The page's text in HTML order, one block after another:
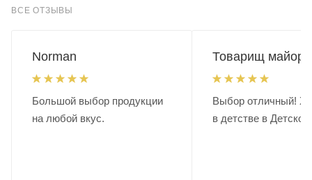
ВСЕ ОТЗЫВЫ
Norman
Большой выбор продукции
на любой вкус.
Товарищ майор.
Выбор отличный!
в детстве в